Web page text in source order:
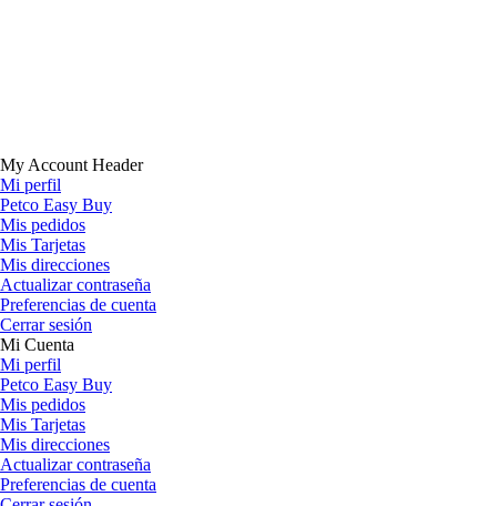
My Account Header
Mi perfil
Petco Easy Buy
Mis pedidos
Mis Tarjetas
Mis direcciones
Actualizar contraseña
Preferencias de cuenta
Cerrar sesión
Mi Cuenta
Mi perfil
Petco Easy Buy
Mis pedidos
Mis Tarjetas
Mis direcciones
Actualizar contraseña
Preferencias de cuenta